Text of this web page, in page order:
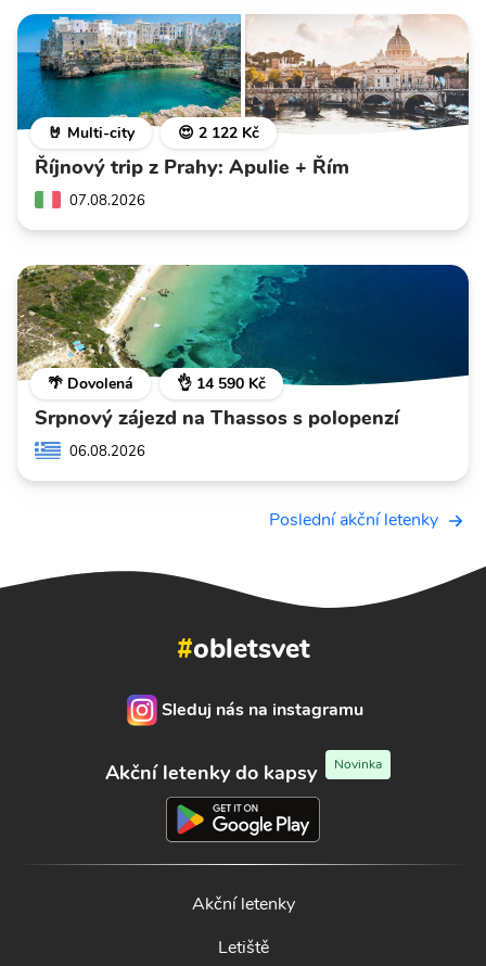
🤘 Multi-city 😍 2 122 Kč
Říjnový trip z Prahy: Apulie + Řím
07.08.2026
🌴 Dovolená 👌 14 590 Kč
Srpnový zájezd na Thassos s polopenzí
06.08.2026
Poslední akční letenky
#obletsvet
Sleduj nás na instagramu
Akční letenky do kapsy Novinka
Akční letenky
Letiště